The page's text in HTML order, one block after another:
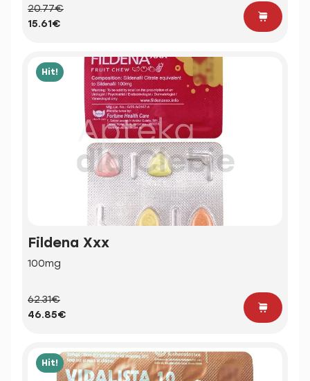
20.77€
15.61€
Hit!
Fildena Xxx
100mg
62.31€
46.85€
Hit!